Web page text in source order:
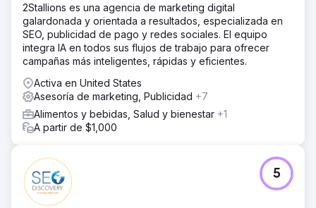
2Stallions es una agencia de marketing digital
galardonada y orientada a resultados, especializada en
SEO, publicidad de pago y redes sociales. El equipo
integra IA en todos sus flujos de trabajo para ofrecer
campañas más inteligentes, rápidas y eficientes.
Activa en United States
Asesoría de marketing, Publicidad +7
Alimentos y bebidas, Salud y bienestar +1
A partir de $1,000
5